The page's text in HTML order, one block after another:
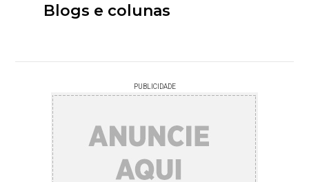
Blogs e colunas
PUBLICIDADE